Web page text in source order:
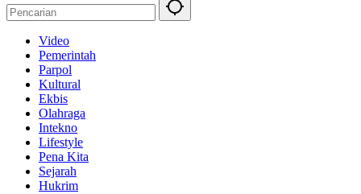
Video
Pemerintah
Parpol
Kultural
Ekbis
Olahraga
Intekno
Lifestyle
Pena Kita
Sejarah
Hukrim